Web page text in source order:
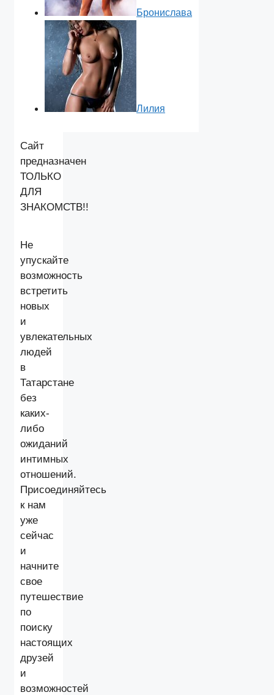
Бронислава
Лилия
Сайт
предназначен
ТОЛЬКО
ДЛЯ
ЗНАКОМСТВ!!
Не
упускайте
возможность
встретить
новых
и
увлекательных
людей
в
Татарстане
без
каких-
либо
ожиданий
интимных
отношений.
Присоединяйтесь
к нам
уже
сейчас
и
начните
свое
путешествие
по
поиску
настоящих
друзей
и
возможностей